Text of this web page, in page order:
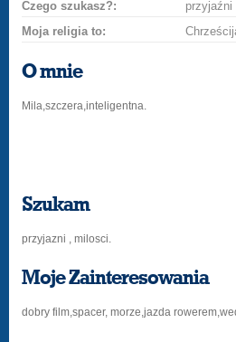
Czego szukasz?:
przyjaźni
Moja religia to:
O mnie
Mila,szczera,inteligentna.
Szukam
przyjazni , milosci.
Moje Zainteresowania
dobry film,spacer, morze,jazda